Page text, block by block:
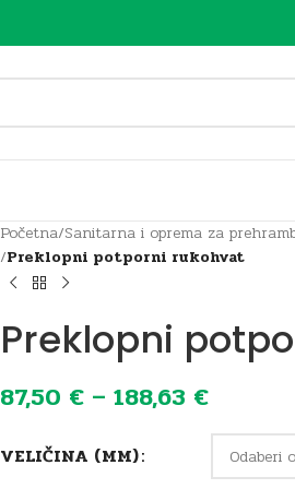
Početna/Sanitarna i oprema za
/Preklopni potporni rukohvat
Preklopni
87,50 € – 188,63 €
VELIČINA (MM)